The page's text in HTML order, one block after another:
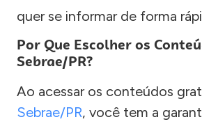
quer se informar de forma
Por Que Escolher os
Sebrae/PR?
Ao acessar os conteúdos
Sebrae/PR, você tem a